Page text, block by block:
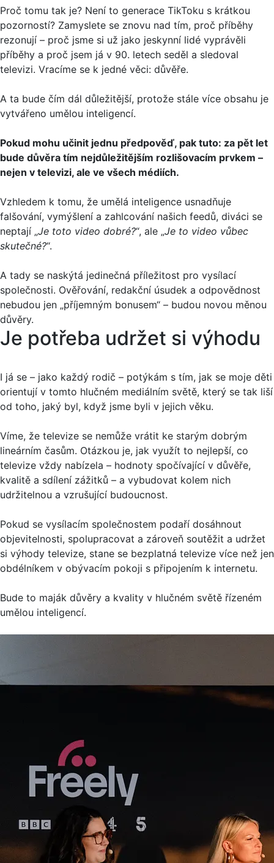
Proč tomu tak je? Není to generace TikToku s krátkou
pozorností? Zamyslete se znovu nad tím, proč příběhy
rezonují – proč jsme si už jako jeskynní lidé vyprávěli
příběhy a proč jsem já v 90. letech seděl a sledoval
televizi. Vracíme se k jedné věci: důvěře.
A ta bude čím dál důležitější, protože stále více obsahu je
vytvářeno umělou inteligencí.
Pokud mohu učinit jednu předpověď, pak tuto: za pět let
bude důvěra tím nejdůležitějším rozlišovacím prvkem –
nejen v televizi, ale ve všech médiích.
Vzhledem k tomu, že umělá inteligence usnadňuje
falšování, vymýšlení a zahlcování našich feedů, diváci se
neptají „Je toto video dobré?“, ale „Je to video vůbec
skutečné?“.
A tady se naskýtá jedinečná příležitost pro vysílací
společnosti. Ověřování, redakční úsudek a odpovědnost
nebudou jen „příjemným bonusem“ – budou novou měnou
důvěry.
Je potřeba udržet si výhodu
I já se – jako každý rodič – potýkám s tím, jak se moje děti
orientují v tomto hlučném mediálním světě, který se tak liší
od toho, jaký byl, když jsme byli v jejich věku.
Víme, že televize se nemůže vrátit ke starým dobrým
lineárním časům. Otázkou je, jak využít to nejlepší, co
televize vždy nabízela – hodnoty spočívající v důvěře,
kvalitě a sdílení zážitků – a vybudovat kolem nich
udržitelnou a vzrušující budoucnost.
Pokud se vysílacím společnostem podaří dosáhnout
objevitelnosti, spolupracovat a zároveň soutěžit a udržet
si výhody televize, stane se bezplatná televize více než jen
obdélníkem v obývacím pokoji s připojením k internetu.
Bude to maják důvěry a kvality v hlučném světě řízeném
umělou inteligencí.